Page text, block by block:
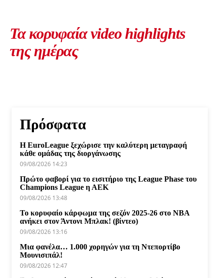
Τα κορυφαία video highlights
της ημέρας
Πρόσφατα
Η EuroLeague ξεχώρισε την καλύτερη μεταγραφή
κάθε ομάδας της διοργάνωσης
09/08/2026 14:23
Πρώτο φαβορί για το εισιτήριο της League Phase του
Champions League η ΑΕΚ
09/08/2026 13:48
Το κορυφαίο κάρφωμα της σεζόν 2025-26 στο NBA
ανήκει στον Άντονι Μπλακ! (βίντεο)
09/08/2026 13:16
Μια φανέλα… 1.000 χορηγών για τη Ντεπορτίβο
Μουνισιπάλ!
09/08/2026 12:47